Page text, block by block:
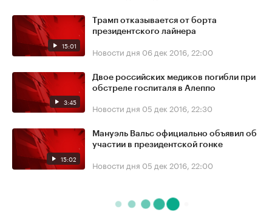
15:01
Трамп отказывается от борта
президентского лайнера
Новости дня 06 дек 2016, 22:00
3:45
Двое российских медиков погибли при
обстреле госпиталя в Алеппо
Новости дня 05 дек 2016, 22:30
15:02
Мануэль Вальс официально объявил об
участии в президентской гонке
Новости дня 05 дек 2016, 22:00